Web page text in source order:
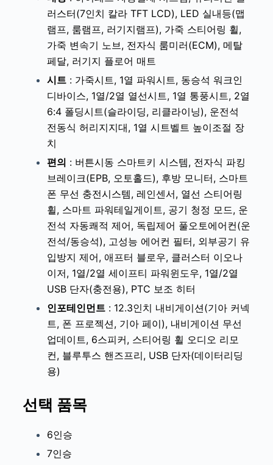
러스터(7인치 칼라 TFT LCD), LED 실내등(맵
램프, 룸램프, 러기지램프), 가죽 스티어링 휠,
가죽 변속기 노브, 전자식 룸미러(ECM), 메탈
페달, 러기지 플로어 매트
시트: 가죽시트, 1열 파워시트, 동승석 워크인
디바이스, 1열/2열 열선시트, 1열 통풍시트, 2열
6:4 폴딩시트(슬라이딩, 리클라이닝), 운전석
전동식 허리지지대, 1열 시트벨트 높이조절 장
치
편의 : 버튼시동 스마트키 시스템, 전자식 파킹
브레이크(EPB, 오토홀드), 후방 모니터, 스마트
폰 무선 충전시스템, 레인센서, 열선 스티어링
휠, 스마트 파워테일게이트, 공기 청정 모드, 운
전석 자동쾌적 제어, 독립제어 풀오토에어컨(운
전석/동승석), 고성능 에어컨 필터, 외부공기 유
입방지 제어, 애프터 블로우, 클러스터 이오나
이저, 1열/2열 세이프티 파워윈도우, 1열/2열
USB 단자(충전용), PTC 보조 히터
인포테인먼트: 12.3인치 내비게이션(기아 커넥
트, 폰 프로젝션, 기아 페이), 내비게이션 무선
업데이트, 6스피커, 스티어링 휠 오디오 리모
컨, 블루투스 핸즈프리, USB 단자(데이터리딩
용)
선택 품목
6인승
7인승